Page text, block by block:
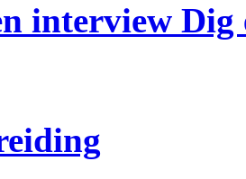
interview Dig